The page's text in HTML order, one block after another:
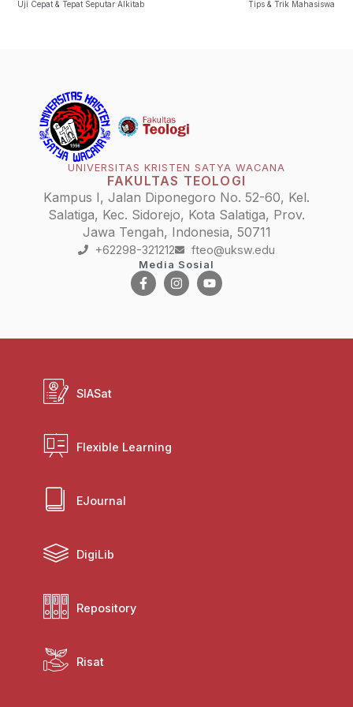
Uji Cepat & Tepat Seputar Alkitab Tips & Trik Mahasiswa
UNIVERSITAS KRISTEN SATYA WACANA
FAKULTAS TEOLOGI
Kampus I, Jalan Diponegoro No. 52-60, Kel.
Salatiga, Kec. Sidorejo, Kota Salatiga, Prov.
Jawa Tengah, Indonesia, 50711
+62298-321212 fteo@uksw.edu
Media Sosial
SIASat
Flexible Learning
EJournal
DigiLib
Repository
Risat